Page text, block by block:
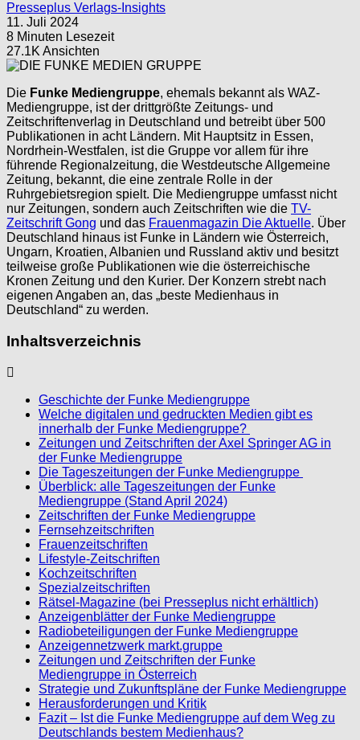
Presseplus Verlags-Insights
11. Juli 2024
8 Minuten Lesezeit
27.1K Ansichten
Die Funke Mediengruppe, ehemals bekannt als WAZ-
Mediengruppe, ist der drittgrößte Zeitungs- und
Zeitschriftenverlag in Deutschland und betreibt über 500
Publikationen in acht Ländern. Mit Hauptsitz in Essen,
Nordrhein-Westfalen, ist die Gruppe vor allem für ihre
führende Regionalzeitung, die Westdeutsche Allgemeine
Zeitung, bekannt, die eine zentrale Rolle in der
Ruhrgebietsregion spielt. Die Mediengruppe umfasst nicht
nur Zeitungen, sondern auch Zeitschriften wie die TV-
Zeitschrift Gong und das Frauenmagazin Die Aktuelle. Über
Deutschland hinaus ist Funke in Ländern wie Österreich,
Ungarn, Kroatien, Albanien und Russland aktiv und besitzt
teilweise große Publikationen wie die österreichische
Kronen Zeitung und den Kurier. Der Konzern strebt nach
eigenen Angaben an, das „beste Medienhaus in
Deutschland“ zu werden.
Inhaltsverzeichnis
Geschichte der Funke Mediengruppe
Welche digitalen und gedruckten Medien gibt es
innerhalb der Funke Mediengruppe?
Zeitungen und Zeitschriften der Axel Springer AG in
der Funke Mediengruppe
Die Tageszeitungen der Funke Mediengruppe
Überblick: alle Tageszeitungen der Funke
Mediengruppe (Stand April 2024)
Zeitschriften der Funke Mediengruppe
Fernsehzeitschriften
Frauenzeitschriften
Lifestyle-Zeitschriften
Kochzeitschriften
Spezialzeitschriften
Rätsel-Magazine (bei Presseplus nicht erhältlich)
Anzeigenblätter der Funke Mediengruppe
Radiobeteiligungen der Funke Mediengruppe
Anzeigennetzwerk markt.gruppe
Zeitungen und Zeitschriften der Funke
Mediengruppe in Österreich
Strategie und Zukunftspläne der Funke Mediengruppe
Herausforderungen und Kritik
Fazit – Ist die Funke Mediengruppe auf dem Weg zu
Deutschlands bestem Medienhaus?